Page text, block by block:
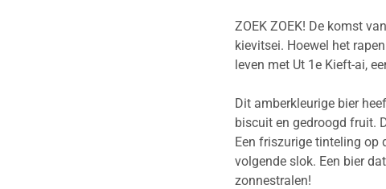
ZOEK ZOEK! De komst
kievitsei. Hoewel het
leven met Ut 1e Kieft-ai,
Dit amberkleurige bier
biscuit en gedroogd fruit.
Een friszurige tinteling op
volgende slok. Een bier
zonnestralen!